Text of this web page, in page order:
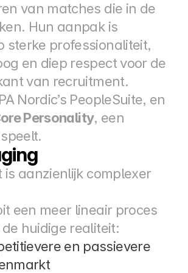
van matches die in de
Hun aanpak is
sterke professionaliteit,
en diep respect voor de
van recruitment.
Nordic’s PeopleSuite, en
Personality, een
is aanzienlijk complexer
een meer lineair proces
huidige realiteit:
en passievere